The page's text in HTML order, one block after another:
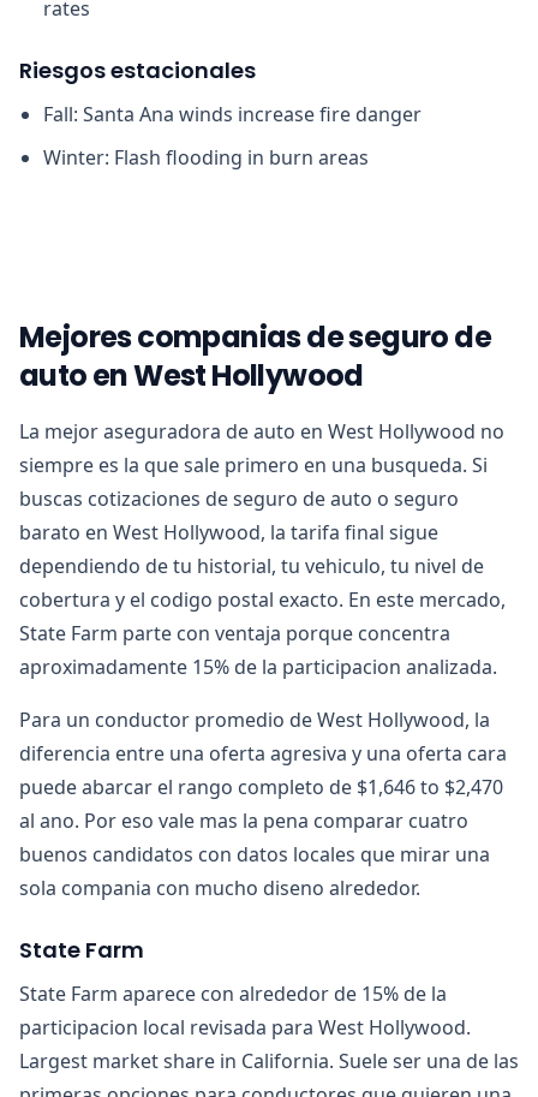
rates
Riesgos estacionales
Fall: Santa Ana winds increase fire danger
Winter: Flash flooding in burn areas
Mejores companias de seguro de
auto en West Hollywood
La mejor aseguradora de auto en West Hollywood no
siempre es la que sale primero en una busqueda. Si
buscas cotizaciones de seguro de auto o seguro
barato en West Hollywood, la tarifa final sigue
dependiendo de tu historial, tu vehiculo, tu nivel de
cobertura y el codigo postal exacto. En este mercado,
State Farm parte con ventaja porque concentra
aproximadamente 15% de la participacion analizada.
Para un conductor promedio de West Hollywood, la
diferencia entre una oferta agresiva y una oferta cara
puede abarcar el rango completo de $1,646 to $2,470
al ano. Por eso vale mas la pena comparar cuatro
buenos candidatos con datos locales que mirar una
sola compania con mucho diseno alrededor.
State Farm
State Farm aparece con alrededor de 15% de la
participacion local revisada para West Hollywood.
Largest market share in California. Suele ser una de las